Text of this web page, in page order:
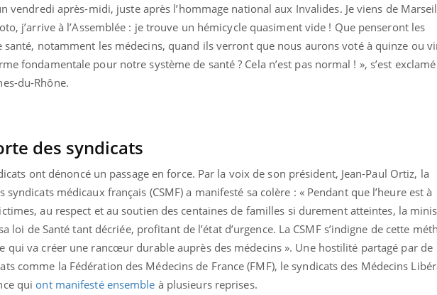
vendredi après-midi, juste après l’hommage national aux Invalides. Je viens de
j’arrive à l’Assemblée : je trouve un hémicycle quasiment vide ! Que penseront les
santé, notamment les médecins, quand ils verront que nous aurons voté à quinze ou
fondamentale pour notre système de santé ? Cela n’est pas normal ! », s’est
du-Rhône.
des syndicats
ont dénoncé un passage en force. Par la voix de son président, Jean-Paul Ortiz, la
syndicats médicaux français (CSMF) a manifesté sa colère : « Pendant que l’heure est à
au respect et au soutien des centaines de familles si durement atteintes, la
loi de Santé tant décriée, profitant de l’état d’urgence. La CSMF s’indigne de cette
qui va créer une rancœur durable auprès des médecins ». Une hostilité partagé par de
comme la Fédération des Médecins de France (FMF), le syndicats des Médecins
qui ont manifesté ensemble à plusieurs reprises.
: se
nouveau
piscine,
mains
Youtube
Diabète & Ramadan 2026Youtube
Le Ramadan approche, et, pour de
nombreuses personnes atteintes de
diabète, c'est une période de questions, de
Youtube
Un « jumeau numérique »
faciliter l’accès à la
Youtube
Un établissement lié à un